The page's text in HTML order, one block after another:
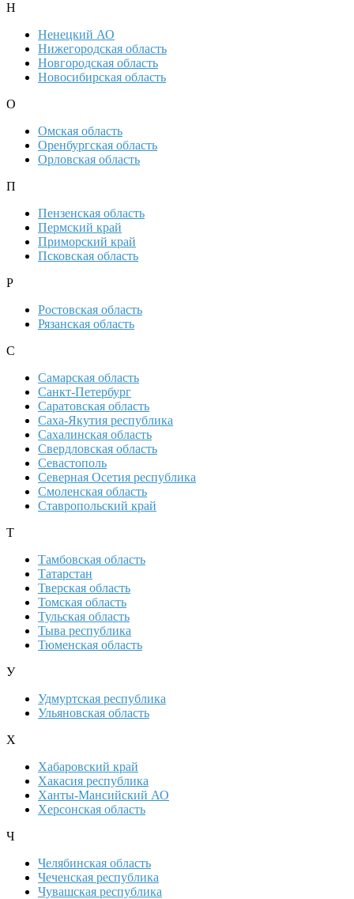
Н
Ненецкий АО
Нижегородская область
Новгородская область
Новосибирская область
О
Омская область
Оренбургская область
Орловская область
П
Пензенская область
Пермский край
Приморский край
Псковская область
Р
Ростовская область
Рязанская область
С
Самарская область
Санкт-Петербург
Саратовская область
Саха-Якутия республика
Сахалинская область
Свердловская область
Севастополь
Северная Осетия республика
Смоленская область
Ставропольский край
Т
Тамбовская область
Татарстан
Тверская область
Томская область
Тульская область
Тыва республика
Тюменская область
У
Удмуртская республика
Ульяновская область
Х
Хабаровский край
Хакасия республика
Ханты-Мансийский АО
Херсонская область
Ч
Челябинская область
Чеченская республика
Чувашская республика